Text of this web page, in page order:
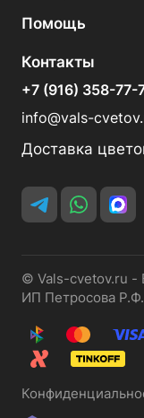
Помощь
Контакты
+7 (916) 358-77-
info@vals-
Доставка
© Vals-cvetov.ru -
ИП Петросова